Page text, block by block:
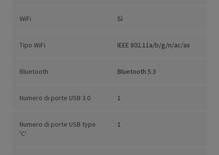
WiFi Sì
Tipo WiFi IEEE 802.11a/b/g/n/ac/ax
Bluetooth Bluetooth 5.3
Numero di porte USB 3.0 1
Numero di porte USB type
'C'
1